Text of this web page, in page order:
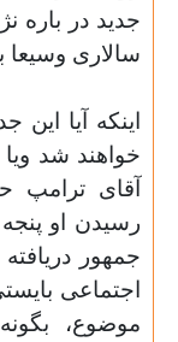
جدید در باره
سالاری وسیعا
اینکه آیا این
خواهند شد
آقای ترامپ
رسیدن او
جمهور
اجتماعی
موضوع،